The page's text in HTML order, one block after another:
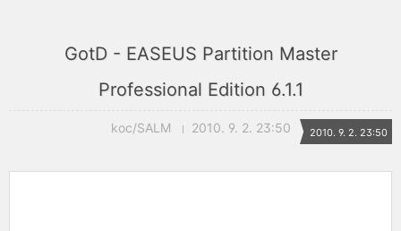
GotD - EASEUS Partition Master
Professional Edition 6.1.1
koc/SALM 2010. 9. 2. 23:50 2010. 9. 2. 23:50